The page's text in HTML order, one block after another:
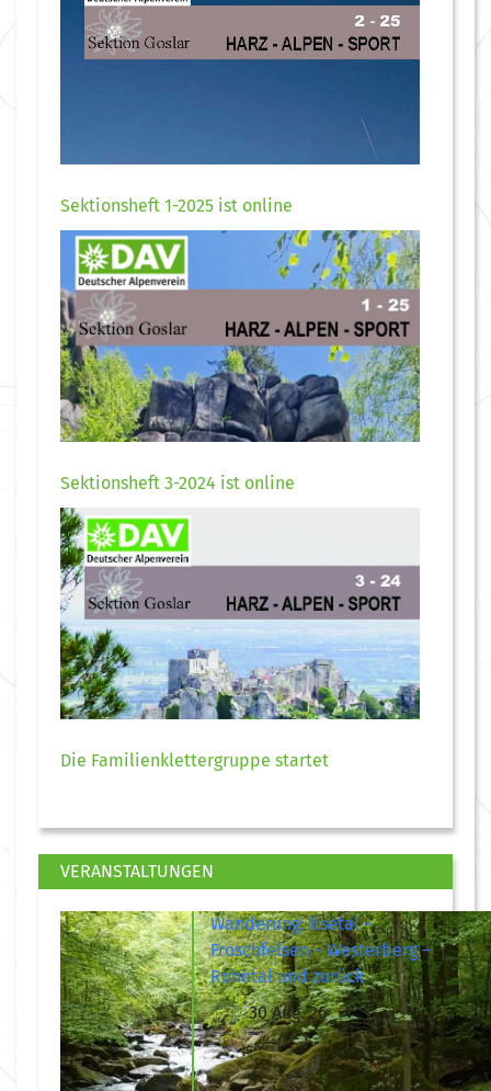
Sektionsheft 1-2025 ist online
Sektionsheft 3-2024 ist online
Die Familienklettergruppe startet
VERANSTALTUNGEN
Wanderung: Ilsetal –
Froschfelsen – Westerberg –
Rohntal und zurück
30 Aug. 26